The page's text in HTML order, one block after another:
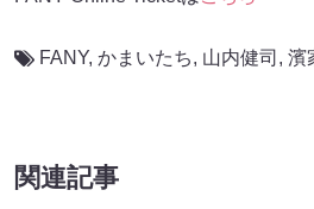
FANY, かまいたち, 山内健司 , 濱
関連記事